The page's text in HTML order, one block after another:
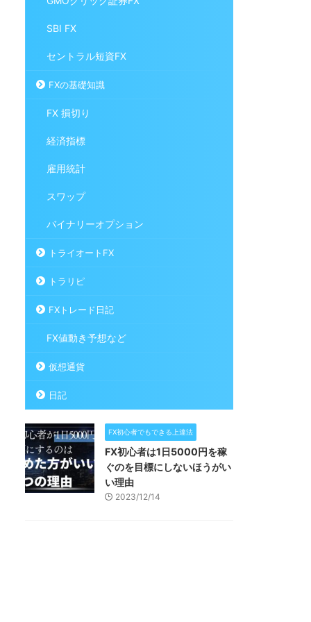
SBI FX
セントラル短資FX
FXの基礎知識
FX 損切り
経済指標
雇用統計
スワップ
バイナリーオプション
トライオートFX
トラリピ
FXトレード日記
FX値動き予想など
仮想通貨
日記
FX初心者でもできる上達法
FX初心者は1日5000円を稼
ぐのを目標にしないほうがい
い理由
2023/12/14